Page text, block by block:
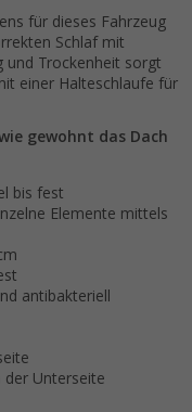
für dieses Fahrzeug
Schlaf mit
Trockenheit sorgt
einer Halteschlaufe für
gewohnt das Dach
bis fest
Elemente mittels
antibakteriell
der Unterseite